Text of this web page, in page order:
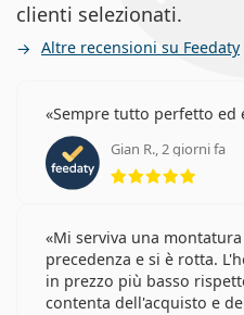
clienti selezionati.
Altre recensioni su Feedaty
Sempre tutto perfetto ed
Gian R., 2 giorni fa
Mi serviva una
precedenza e si è rotta.
in prezzo più basso
contenta dell'acquisto e